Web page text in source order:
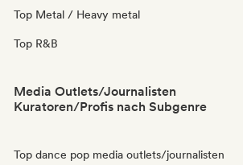
Top Metal / Heavy metal
Top R&B
Media Outlets/Journalisten
Kuratoren/Profis nach Subgenre
Top dance pop media outlets/journalisten